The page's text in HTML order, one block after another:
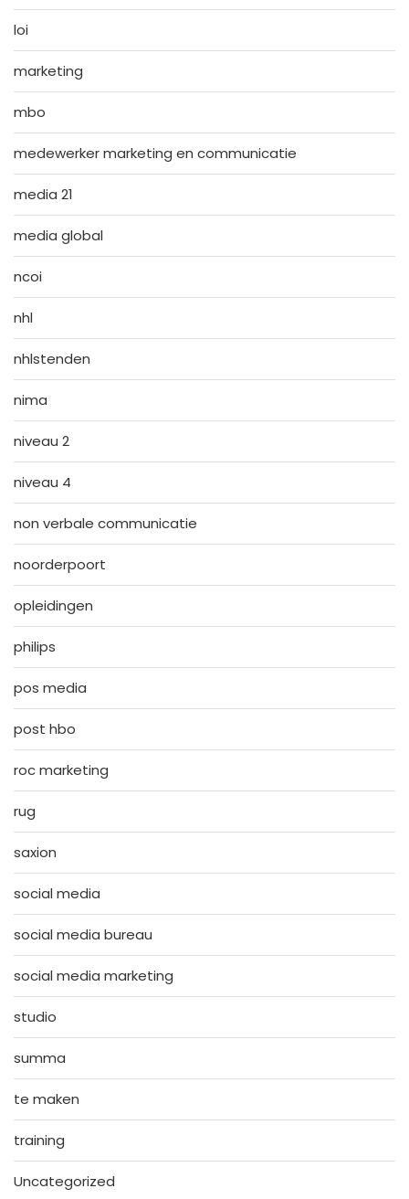
loi
marketing
mbo
medewerker marketing en communicatie
media 21
media global
ncoi
nhl
nhlstenden
nima
niveau 2
niveau 4
non verbale communicatie
noorderpoort
opleidingen
philips
pos media
post hbo
roc marketing
rug
saxion
social media
social media bureau
social media marketing
studio
summa
te maken
training
Uncategorized